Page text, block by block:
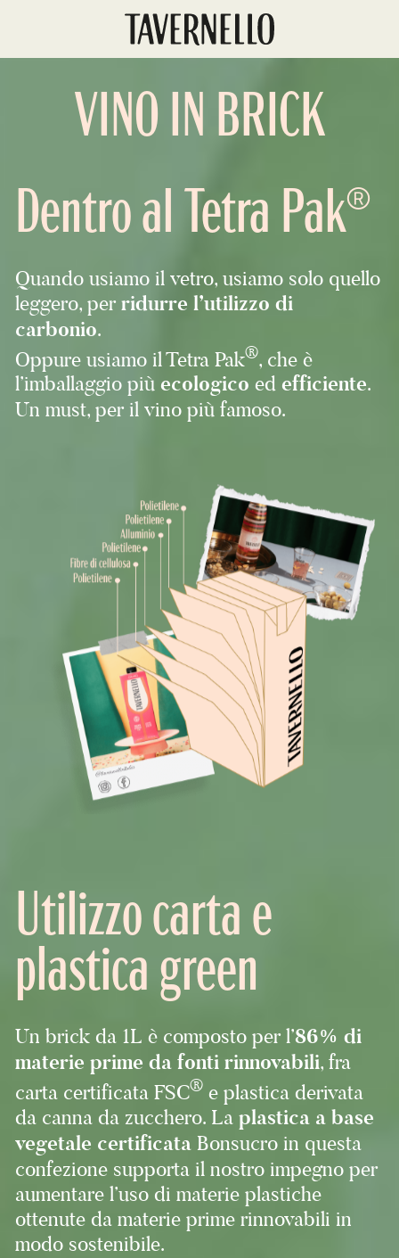
VINO IN BRICK
Dentro al Tetra Pak®
Quando usiamo il vetro, usiamo solo quello
leggero, perridurre l’utilizzo di
carbonio.
Oppure usiamo il Tetra Pak®, che è
l’imballaggio più ecologico ed efficiente.
Un must, per il vino più famoso.
Utilizzo carta e
plastica green
Un brick da 1L è composto per l’86% di
materie prime da fonti rinnovabili, fra
carta certificata FSC® e plastica derivata
da canna da zucchero. Laplastica a base
vegetale certificata Bonsucro in questa
confezione supporta il nostro impegno per
aumentare l’uso di materie plastiche
ottenute da materie prime rinnovabili in
modo sostenibile.